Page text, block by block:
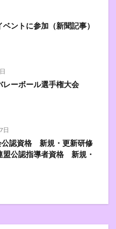
ントに参加（新聞記事）
ーボール選手権大会
日
公認資格 新規・更新研修
公認指導者資格 新規・